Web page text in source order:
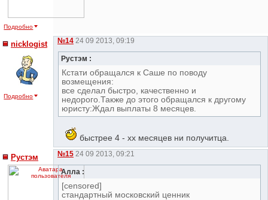
Подробно
nicklogist
Подробно
№14 24 09 2013, 09:19
Рустэм :
Кстати обращался к Саше по поводу
возмещения:
все сделал быстро, качественно и
недорого.Также до этого обращался к другому
юристу:Ждал выплаты 8 месяцев.
быстрее 4 - xx месяцев ни получитца.
Рустэм №15 24 09 2013, 09:21
Алла :
[censored]
стандартный московский ценник